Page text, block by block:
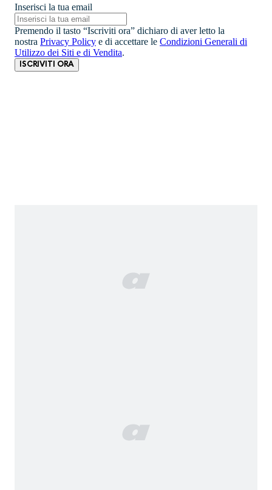
Inserisci la tua email
Premendo il tasto “Iscriviti ora” dichiaro di aver letto la
nostra Privacy Policy e di accettare le Condizioni Generali di
Utilizzo dei Siti e di Vendita.
ISCRIVITI ORA